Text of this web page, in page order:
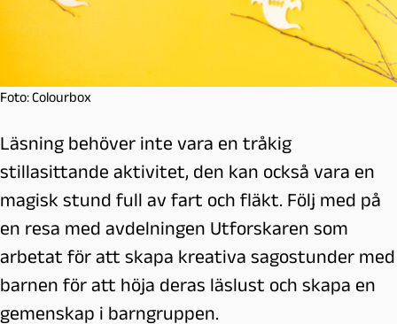
Foto: Colourbox
Läsning behöver inte vara en tråkig
stillasittande aktivitet, den kan också vara en
magisk stund full av fart och fläkt. Följ med på
en resa med avdelningen Utforskaren som
arbetat för att skapa kreativa sagostunder med
barnen för att höja deras läslust och skapa en
gemenskap i barngruppen.